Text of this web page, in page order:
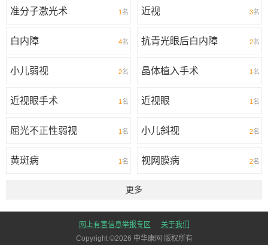
准分子激光术 1 名 近视 3名
白内障 4名 抗青光眼后白内障 2名
小儿弱视 2名 晶体植入手术 1 名
近视眼手术 1 名 近视眼 1 名
屈光不正性弱视 1 名 小儿斜视 2名
黄斑病 1 名 视网膜病 2名
更多
网上有害信息举报专区
关于我们
Copyright ©2026 中华康网 版权所有